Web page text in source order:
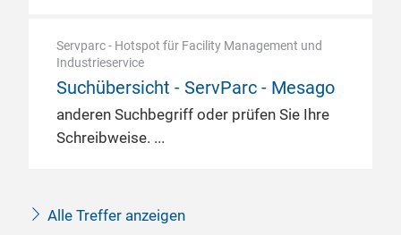
Servparc - Hotspot für Facility Management und
Industrieservice
Suchübersicht - ServParc - Mesago
anderen Suchbegriff oder prüfen Sie Ihre
Schreibweise.
Alle Treffer anzeigen